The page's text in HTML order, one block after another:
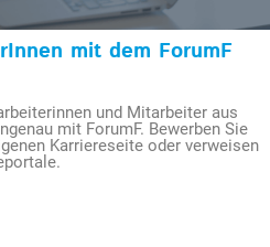
mit dem ForumF
und Mitarbeiter aus
mit ForumF. Bewerben Sie
Karriereseite oder verweisen